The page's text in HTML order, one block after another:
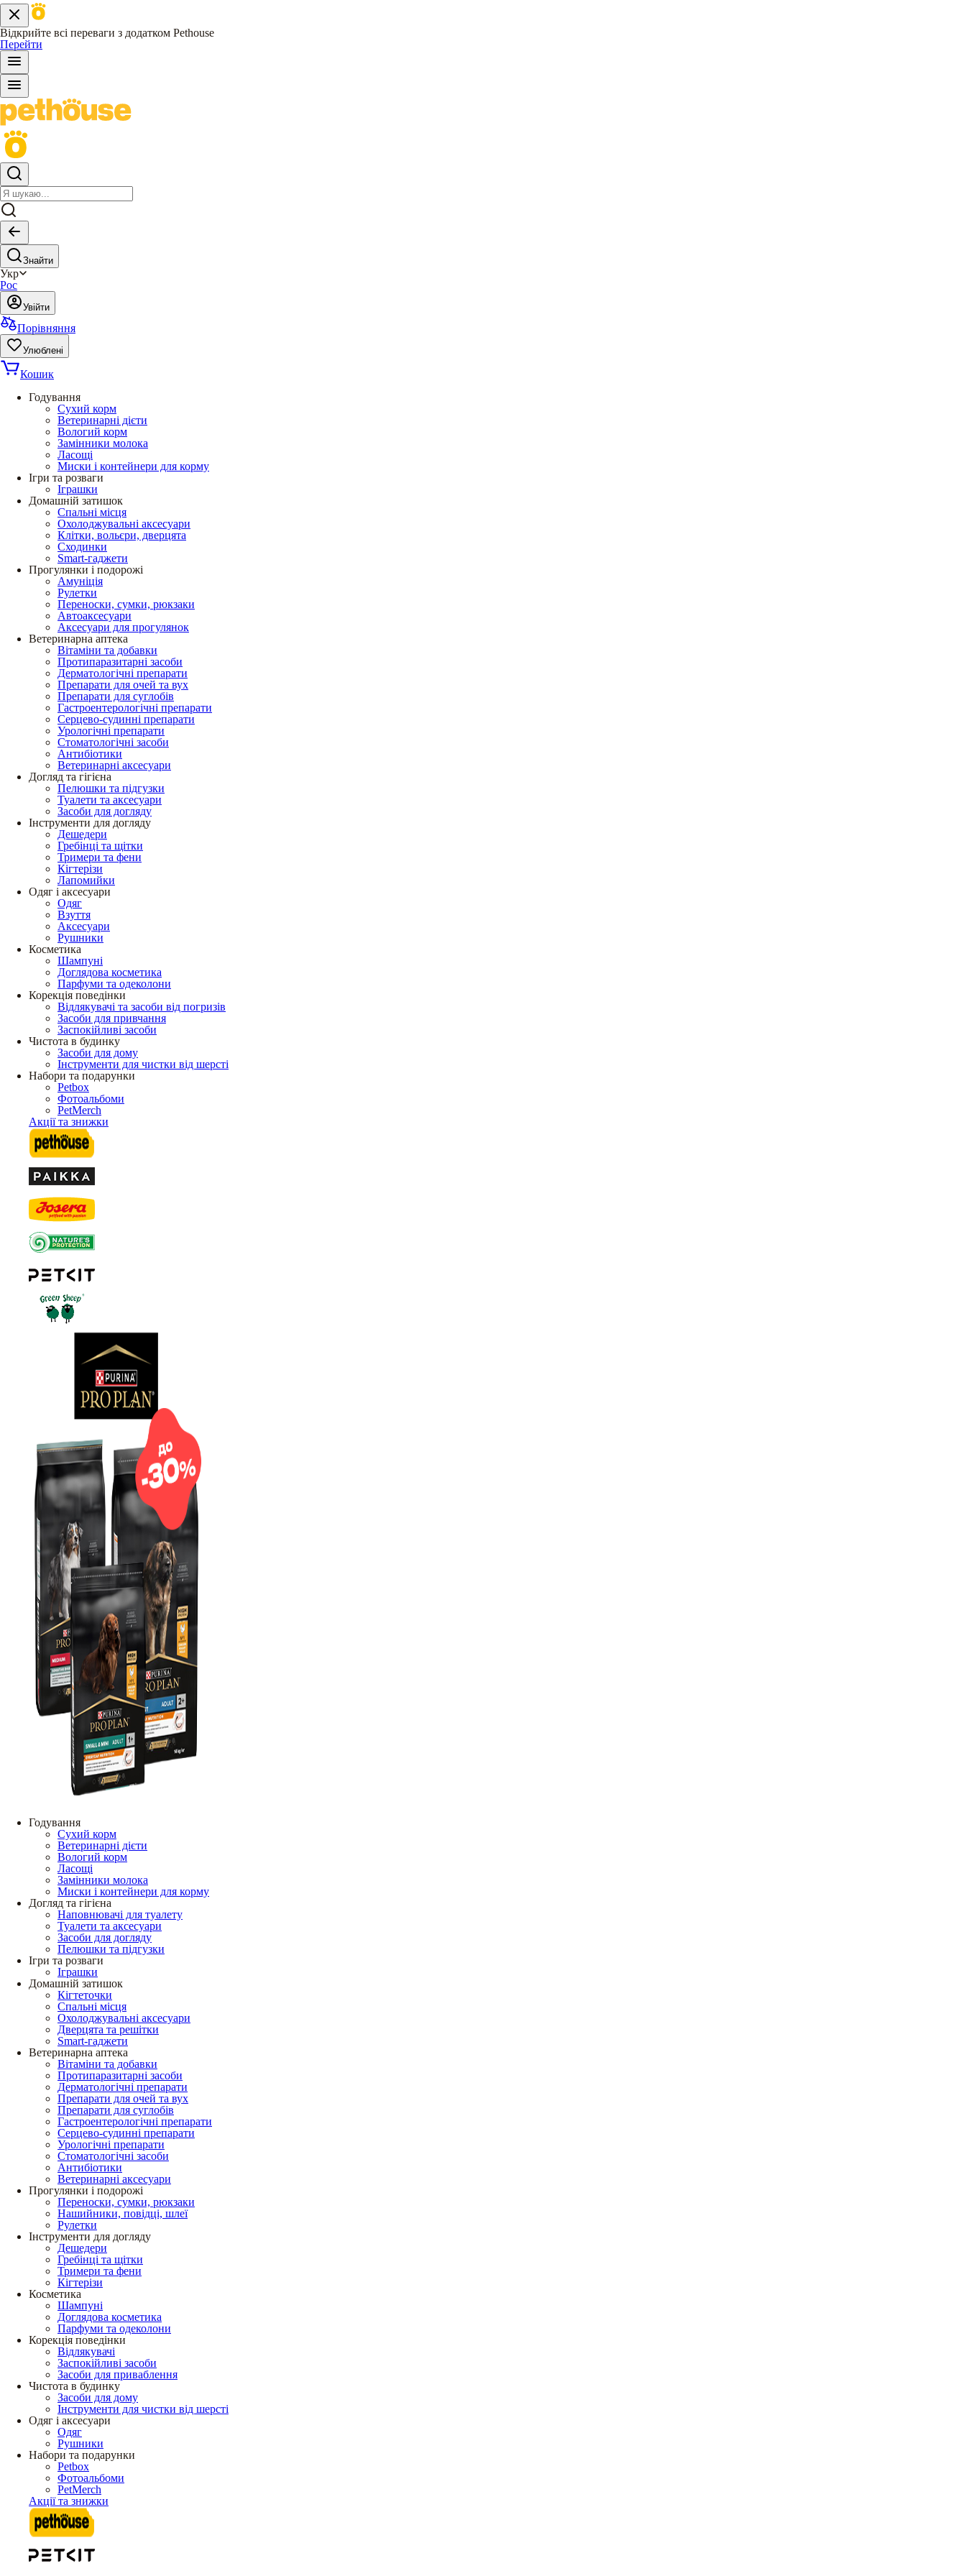
Відкрийте всі переваги з додатком Pethouse
Перейти
Знайти
Укр
Рос
Увійти
Порівняння
Улюблені
Кошик
Годування
Сухий корм
Ветеринарні дієти
Вологий корм
Замінники молока
Ласощі
Миски і контейнери для корму
Ігри та розваги
Іграшки
Домашній затишок
Спальні місця
Охолоджувальні аксесуари
Клітки, вольєри, дверцята
Сходинки
Smart-гаджети
Прогулянки і подорожі
Амуніція
Рулетки
Переноски, сумки, рюкзаки
Автоаксесуари
Аксесуари для прогулянок
Ветеринарна аптека
Вітаміни та добавки
Протипаразитарні засоби
Дерматологічні препарати
Препарати для очей та вух
Препарати для суглобів
Гастроентерологічні препарати
Серцево-судинні препарати
Урологічні препарати
Стоматологічні засоби
Антибіотики
Ветеринарні аксесуари
Догляд та гігієна
Пелюшки та підгузки
Туалети та аксесуари
Засоби для догляду
Інструменти для догляду
Дешедери
Гребінці та щітки
Тримери та фени
Кігтерізи
Лапомийки
Одяг і аксесуари
Одяг
Взуття
Аксесуари
Рушники
Косметика
Шампуні
Доглядова косметика
Парфуми та одеколони
Корекція поведінки
Відлякувачі та засоби від погризів
Засоби для привчання
Заспокійливі засоби
Чистота в будинку
Засоби для дому
Інструменти для чистки від шерсті
Набори та подарунки
Petbox
Фотоальбоми
PetMerch
Акції та знижки
Годування
Сухий корм
Ветеринарні дієти
Вологий корм
Ласощі
Замінники молока
Миски і контейнери для корму
Догляд та гігієна
Наповнювачі для туалету
Туалети та аксесуари
Засоби для догляду
Пелюшки та підгузки
Ігри та розваги
Іграшки
Домашній затишок
Кігтеточки
Спальні місця
Охолоджувальні аксесуари
Дверцята та решітки
Smart-гаджети
Ветеринарна аптека
Вітаміни та добавки
Протипаразитарні засоби
Дерматологічні препарати
Препарати для очей та вух
Препарати для суглобів
Гастроентерологічні препарати
Серцево-судинні препарати
Урологічні препарати
Стоматологічні засоби
Антибіотики
Ветеринарні аксесуари
Прогулянки і подорожі
Переноски, сумки, рюкзаки
Нашийники, повідці, шлеї
Рулетки
Інструменти для догляду
Дешедери
Гребінці та щітки
Тримери та фени
Кігтерізи
Косметика
Шампуні
Доглядова косметика
Парфуми та одеколони
Корекція поведінки
Відлякувачі
Заспокійливі засоби
Засоби для приваблення
Чистота в будинку
Засоби для дому
Інструменти для чистки від шерсті
Одяг і аксесуари
Одяг
Рушники
Набори та подарунки
Petbox
Фотоальбоми
PetMerch
Акції та знижки